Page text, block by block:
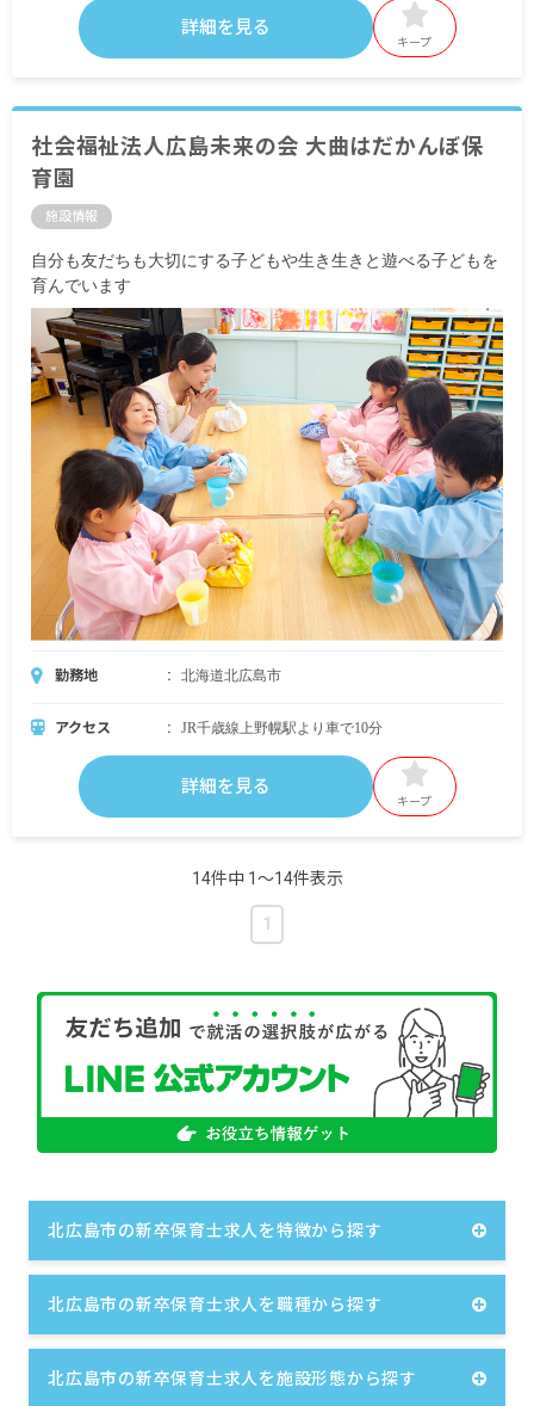
詳細を見る
キープ
社会福祉法人広島未来の会 大曲はだかんぼ保
育園
施設情報
自分も友だちも大切にする子どもや生き生きと遊べる子どもを
育んでいます
勤務地 北海道北広島市
アクセス JR千歳線上野幌駅より車で10分
詳細を見る
キープ
14件中 1〜14件表示
1
北広島市の新卒保育士求人を特徴から探す
北広島市の新卒保育士求人を職種から探す
北広島市の新卒保育士求人を施設形態から探す